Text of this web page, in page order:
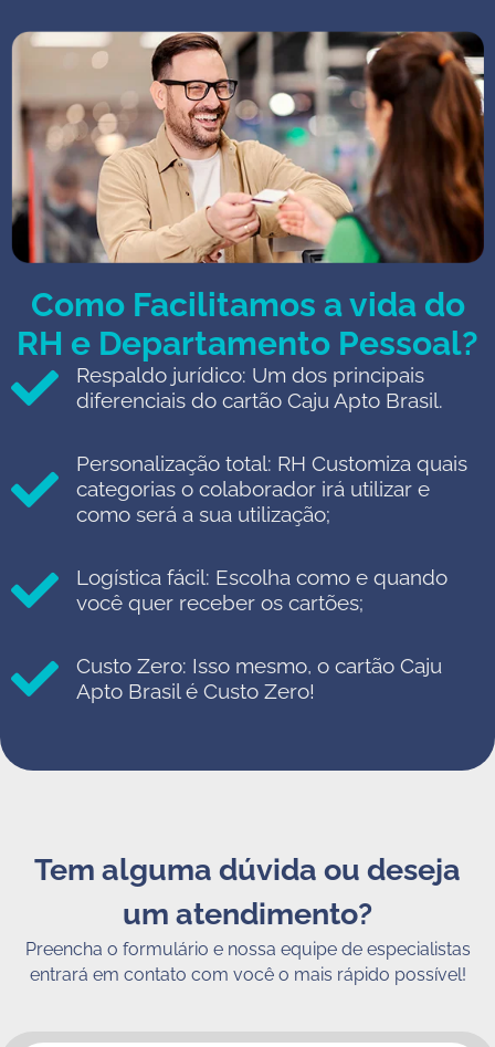
Como Facilitamos a vida do
RH e Departamento Pessoal?
Respaldo jurídico: Um dos principais
diferenciais do cartão Caju Apto Brasil.
Personalização total: RH Customiza quais
categorias o colaborador irá utilizar e
como será a sua utilização;
Logística fácil: Escolha como e quando
você quer receber os cartões;
Custo Zero: Isso mesmo, o cartão Caju
Apto Brasil é Custo Zero!
Tem alguma dúvida ou deseja
um atendimento?
Preencha o formulário e nossa equipe de especialistas
entrará em contato com você o mais rápido possível!